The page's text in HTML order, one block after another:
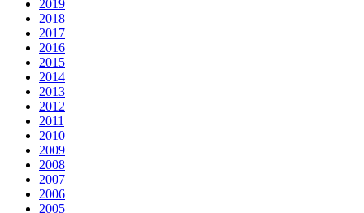
2019
2018
2017
2016
2015
2014
2013
2012
2011
2010
2009
2008
2007
2006
2005